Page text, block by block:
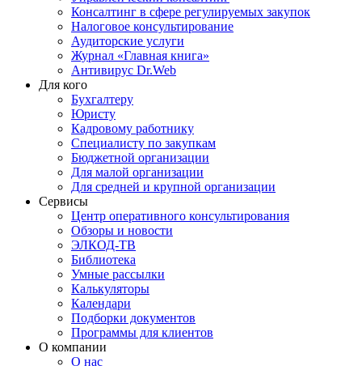
Консалтинг в сфере регулируемых закупок
Налоговое консультирование
Аудиторские услуги
Журнал «Главная книга»
Антивирус Dr.Web
Для кого
Бухгалтеру
Юристу
Кадровому работнику
Специалисту по закупкам
Бюджетной организации
Для малой организации
Для средней и крупной организации
Сервисы
Центр оперативного консультирования
Обзоры и новости
ЭЛКОД-ТВ
Библиотека
Умные рассылки
Калькуляторы
Календари
Подборки документов
Программы для клиентов
О компании
О нас